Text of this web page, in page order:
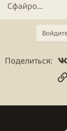
Сфайро...
Поделиться: